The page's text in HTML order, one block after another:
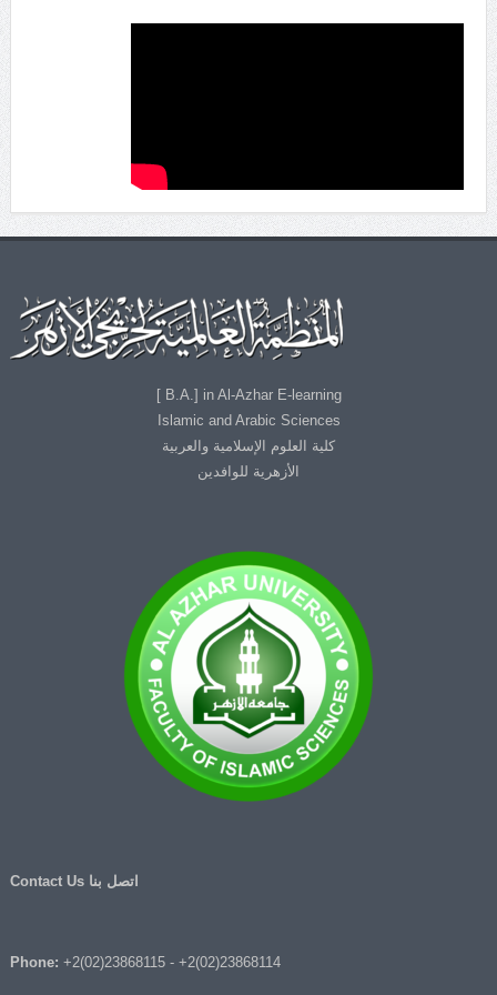
B.A.] in Al-Azhar E-learning ]
Islamic and Arabic Sciences
كلية العلوم الإسلامية والعربية
الأزهرية للوافدين
اتصل بنا Contact Us
Phone: +2(02)23868115- +2(02)23868114